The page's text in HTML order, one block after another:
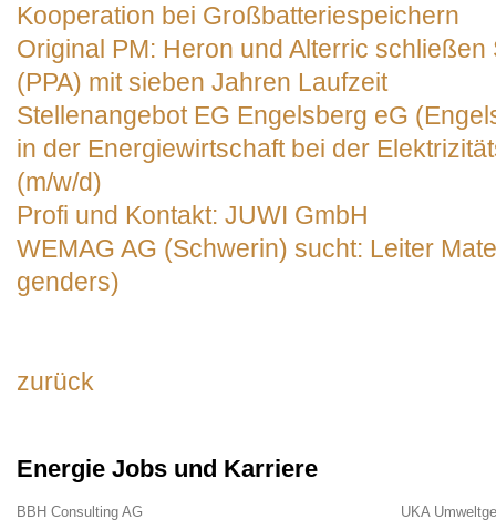
Kooperation bei Großbatteriespeichern
Original PM: Heron und Alterric
(PPA) mit sieben Jahren Laufzeit
Stellenangebot EG Engelsberg eG
in der Energiewirtschaft bei der
(m/w/d)
Profi und Kontakt: JUWI GmbH
WEMAG AG (Schwerin) sucht: Leiter
genders)
zurück
Energie Jobs und Karriere
BBH Consulting AG